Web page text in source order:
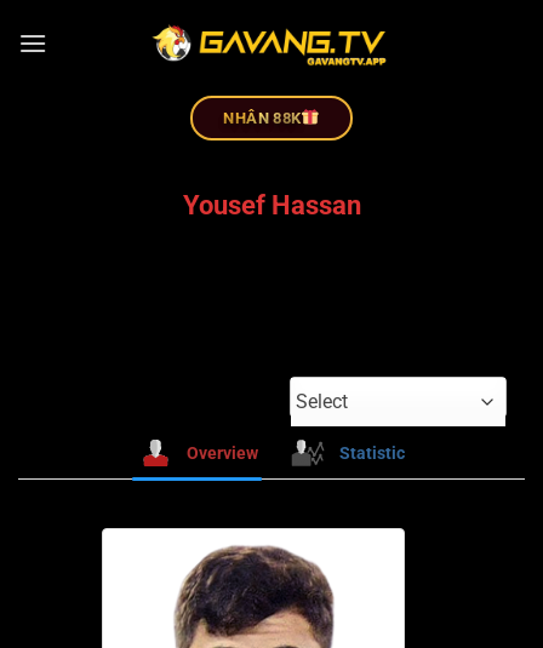
NHÂN 88K
Yousef Hassan
Select
Overview Statistic